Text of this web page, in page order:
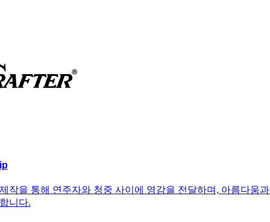
작을 통해 연주자와 청중 사이에 영감을 전달하며, 아름다움
니다.